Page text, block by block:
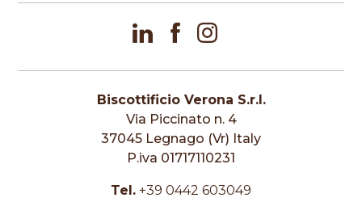
Biscottificio Verona S.r.l.
Via Piccinato n. 4
37045 Legnago (Vr) Italy
P.iva 01717110231
Tel. +39 0442 603049